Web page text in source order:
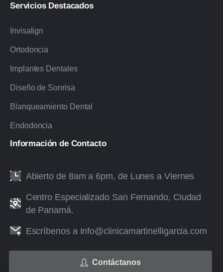
Servicios Destacados
Invisalign
Ortodoncia
Implantes Dentales
Diseño de Sonrisa
Blanqueamiento Dental
Endodoncia
Información de Contacto
Abierto de 8am a 6pm, de Lunes a Viernes
Centro Especializado San Fernando, Ciudad
de Panamá.
Escríbenos a Info@clinicamartinelligarcia.com
Contáctanos